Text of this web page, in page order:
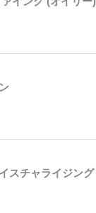
スチャライジング